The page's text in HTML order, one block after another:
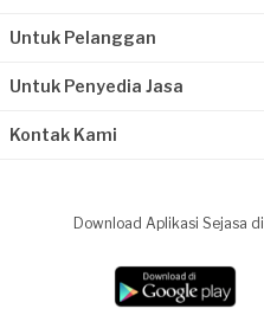
Untuk Pelanggan
Untuk Penyedia Jasa
Kontak Kami
Download Aplikasi Sejasa di